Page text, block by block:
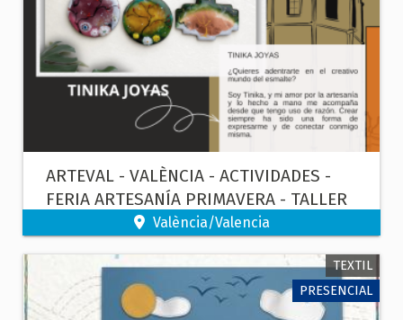
ARTEVAL - VALÈNCIA - ACTIVIDADES -
FERIA ARTESANÍA PRIMAVERA - TALLER
DE ESMALTES SOBRE METAL
València/Valencia
TEXTIL
PRESENCIAL